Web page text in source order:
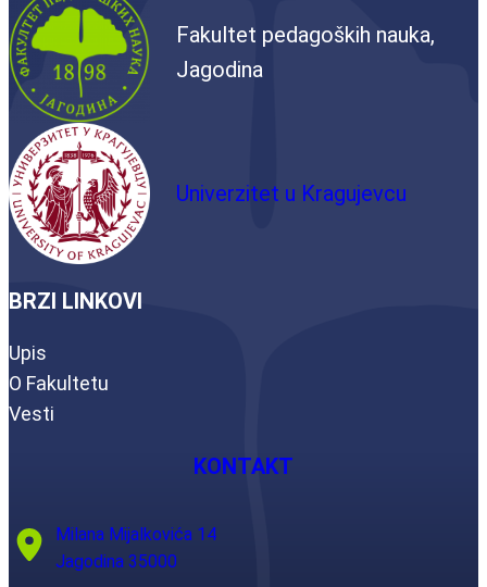
Fakultet pedagoških nauka,
Jagodina
Univerzitet u Kragujevcu
BRZI LINKOVI
Upis
O Fakultetu
Vesti
KONTAKT
Milana Mijalkovića 14
Jagodina 35000